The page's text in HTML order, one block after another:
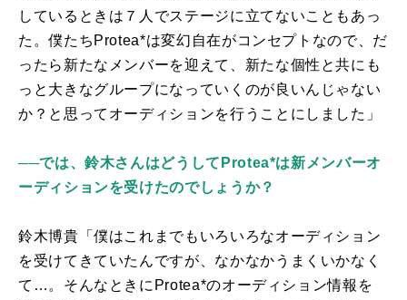
しているときは７人でステージに立てないこともあっ
た。僕たち Protea*は変幻自在がコンセプトなので、だ
ったら新たなメンバーを迎えて、新たな個性と共にも
っと大きなグループになっていくのが良いんじゃない
か？と思ってオーディションを行うことにしました」
──では、鈴木さんはどうしてProtea*は新メンバーオ
ーディションを受けたのでしょうか？
鈴木博貴「僕はこれまでもいろいろなオーディション
を受けてきていたんですが、なかなかうまくいかなく
て…。そんなときに Protea*のオーディション情報を